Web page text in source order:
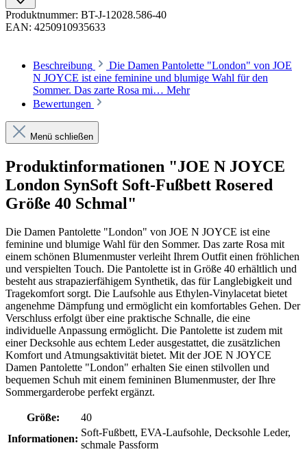
Produktnummer: BT-J-12028.586-40
EAN: 4250910935633
Beschreibung
Die Damen Pantolette "London" von JOE
N JOYCE ist eine feminine und blumige Wahl für den
Sommer. Das zarte Rosa mi… Mehr
Bewertungen
Menü schließen
Produktinformationen "JOE N JOYCE
London SynSoft Soft-Fußbett Rosered
Größe 40 Schmal"
Die Damen Pantolette "London" von JOE N JOYCE ist eine
feminine und blumige Wahl für den Sommer. Das zarte Rosa mit
einem schönen Blumenmuster verleiht Ihrem Outfit einen fröhlichen
und verspielten Touch. Die Pantolette ist in Größe 40 erhältlich und
besteht aus strapazierfähigem Synthetik, das für Langlebigkeit und
Tragekomfort sorgt. Die Laufsohle aus Ethylen-Vinylacetat bietet
angenehme Dämpfung und ermöglicht ein komfortables Gehen. Der
Verschluss erfolgt über eine praktische Schnalle, die eine
individuelle Anpassung ermöglicht. Die Pantolette ist zudem mit
einer Decksohle aus echtem Leder ausgestattet, die zusätzlichen
Komfort und Atmungsaktivität bietet. Mit der JOE N JOYCE
Damen Pantolette "London" erhalten Sie einen stilvollen und
bequemen Schuh mit einem femininen Blumenmuster, der Ihre
Sommergarderobe perfekt ergänzt.
Größe:
40
Informationen:
Soft-Fußbett, EVA-Laufsohle, Decksohle Leder,
schmale Passform